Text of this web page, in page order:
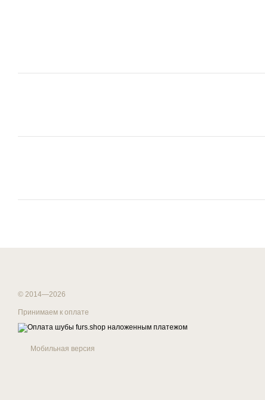
© 2014—2026
Принимаем к оплате
Мобильная версия